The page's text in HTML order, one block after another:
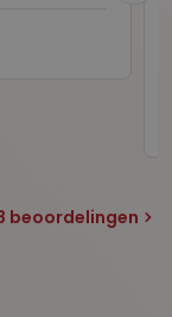
beoordelingen